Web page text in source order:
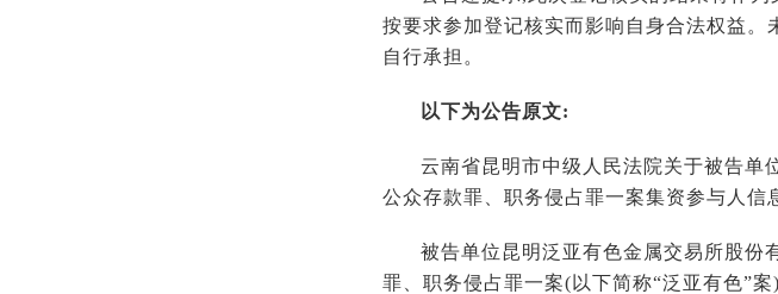
按要求参加登记核实而影响自身合法权益。
自行承担。
以下为公告原文:
云南省昆明市中级人民法院关于被告单
公众存款罪、职务侵占罪一案集资参与人信
被告单位昆明泛亚有色金属交易所股份
罪、职务侵占罪一案(以下简称“泛亚有色”